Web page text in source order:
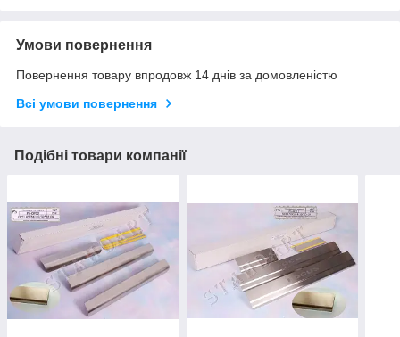
Умови повернення
Повернення товару впродовж 14 днів за домовленістю
Всі умови повернення
Подібні товари компанії